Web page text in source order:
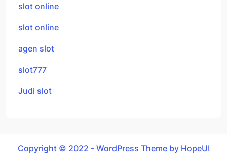
slot online
slot online
agen slot
slot777
Judi slot
Copyright © 2022 - WordPress Theme by HopeUI